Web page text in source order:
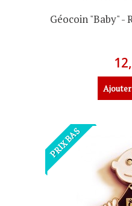
Géocoin "Baby" -
PRIX BAS